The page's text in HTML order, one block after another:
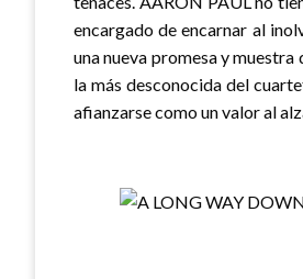
encargado de encarnar al
una nueva promesa y
la más desconocida del
afianzarse como un valor al